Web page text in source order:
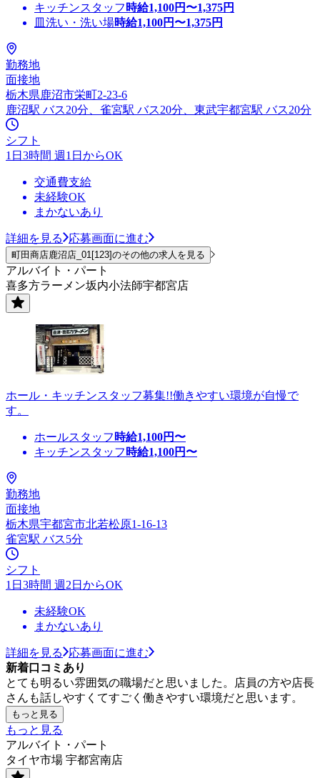
キッチンスタッフ 時給1,100円〜1,375円
皿洗い・洗い場時給1,100円〜1,375円
勤務地
面接地
栃木県鹿沼市栄町2-23-6
鹿沼駅 バス20分、雀宮駅 バス20分、東武宇都宮駅 バス20分
シフト
1日3時間 週1日からOK
交通費支給
未経験OK
まかないあり
詳細を見る 応募画面に進む
町田商店鹿沼店_01[123]のその他の求人を見る
アルバイト・パート
喜多方ラーメン坂内小法師宇都宮店
ホール・キッチンスタッフ募集!!働きやすい環境が自慢で
す。
ホールスタッフ 時給1,100円〜
キッチンスタッフ 時給1,100円〜
勤務地
面接地
栃木県宇都宮市北若松原1-16-13
雀宮駅 バス5分
シフト
1日3時間 週2日からOK
未経験OK
まかないあり
詳細を見る
応募画面に進む
新着口コミあり
とても明るい雰囲気の職場だと思いました。店員の方や店長
さんも話しやすくてすごく働きやすい環境だと思います。
もっと見る
もっと見る
アルバイト・パート
タイヤ市場 宇都宮南店